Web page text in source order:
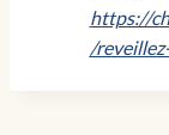
https://
/